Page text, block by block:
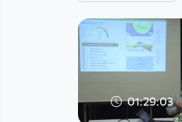
01:29:03